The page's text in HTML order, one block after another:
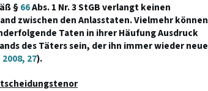
§66Abs. 1 Nr. 3 StGB verlangt keinen
zwischen den Anlasstaten. Vielmehr können
Taten in ihrer Häufung Ausdruck
des Täters sein, der ihn immer wieder neue
27).